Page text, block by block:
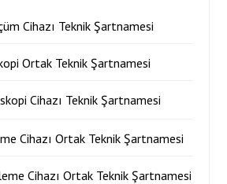
Cihazı Teknik Şartnamesi
Ortak Teknik Şartnamesi
Cihazı Teknik Şartnamesi
Cihazı Ortak Teknik Şartnamesi
Cihazı Ortak Teknik Şartnamesi